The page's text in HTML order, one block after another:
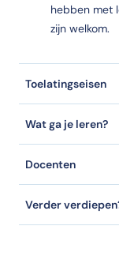
hebben met
zijn welkom.
Toelatingseisen
Wat ga je leren?
Docenten
Verder